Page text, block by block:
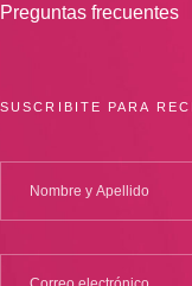
Preguntas frecuentes
SUSCRIBITE PARA